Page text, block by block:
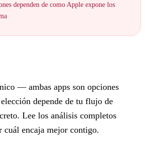
dependen de como Apple expone los
— ambas apps son opciones
depende de tu flujo de
Lee los análisis completos
cuál encaja mejor contigo.